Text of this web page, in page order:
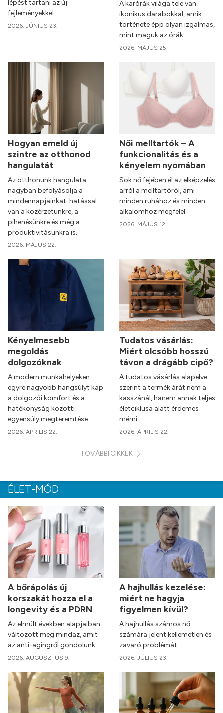
lépést tartani az új
fejleményekkel.
2026. JÚNIUS 23.
A karórák világa tele van
ikonikus darabokkal, amik
története épp olyan izgalmas,
mint maguk az órák.
2026. MÁJUS 25.
Hogyan emeld új
szintre az otthonod
hangulatát
Az otthonunk hangulata
nagyban befolyásolja a
mindennapjainkat: hatással
van a közérzetünkre, a
pihenésünkre és még a
produktivitásunkra is.
2026. MÁJUS 22.
Női melltartók – A
funkcionalitás és a
kényelem nyomában
Sok nő fejében él az elképzelés
arról a melltartóról, ami
minden ruhához és minden
alkalomhoz megfelel.
2026. MÁJUS 12.
Kényelmesebb
megoldás
dolgozóknak
A modern munkahelyeken
egyre nagyobb hangsúlyt kap
a dolgozói komfort és a
hatékonyság közötti
egyensúly megteremtése.
2026. ÁPRILIS 22.
Tudatos vásárlás:
Miért olcsóbb hosszú
távon a drágább cipő?
A tudatos vásárlás alapelve
szerint a termék árát nem a
kasszánál, hanem annak teljes
életciklusa alatt érdemes
mérni.
2026. ÁPRILIS 22.
TOVÁBBI CIKKEK
ÉLET-MÓD
A bőrápolás új
korszakát hozza el a
longevity és a PDRN
Az elmúlt években alapjaiban
változott meg mindaz, amit
az anti-agingről gondolunk.
2026. AUGUSZTUS 9.
A hajhullás kezelése:
miért ne hagyja
figyelmen kívül?
A hajhullás számos nő
számára jelent kellemetlen és
zavaró problémát.
2026. JÚLIUS 23.